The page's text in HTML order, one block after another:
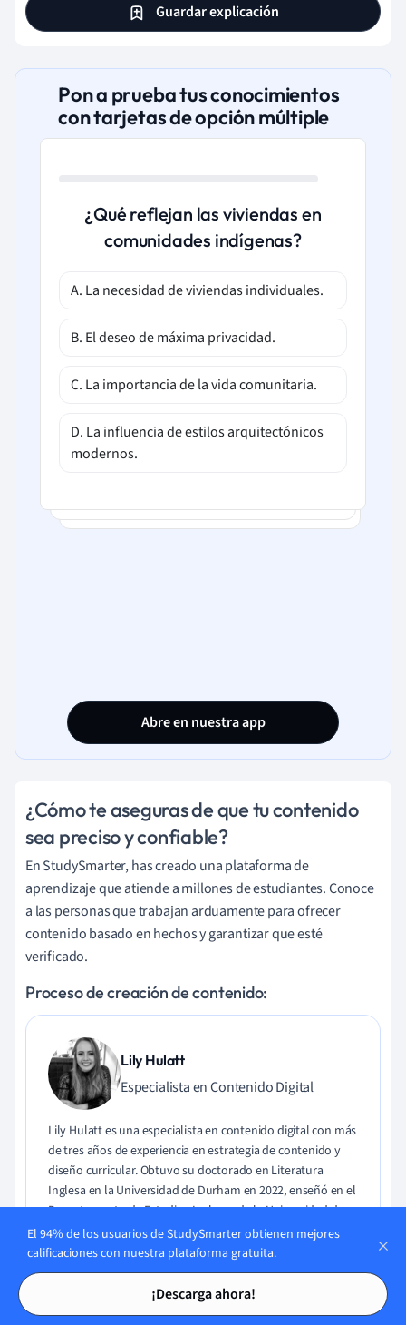
Tarjetas de estudio
Tarjetas de estudio
Guardar explicación
Pon a prueba tus conocimientos
con tarjetas de opción múltiple
¿Qué reflejan las viviendas en
comunidades indígenas?
A. La necesidad de viviendas individuales.
B. El deseo de máxima privacidad.
C. La importancia de la vida comunitaria.
D. La influencia de estilos arquitectónicos
modernos.
Abre en nuestra app
¿Cómo te aseguras de que tu contenido
sea preciso y confiable?
En StudySmarter, has creado una plataforma de
aprendizaje que atiende a millones de estudiantes. Conoce
a las personas que trabajan arduamente para ofrecer
contenido basado en hechos y garantizar que esté
verificado.
Proceso de creación de contenido:
Lily Hulatt
Especialista en Contenido Digital
Lily Hulatt es una especialista en contenido digital con más
de tres años de experiencia en estrategia de contenido y
diseño curricular. Obtuvo su doctorado en Literatura
Inglesa en la Universidad de Durham en 2022, enseñó en el
Departamento de Estudios Ingleses de la Universidad de
Durham y ha contribuido a varias publicaciones. Lily se
especializa en Literatura Inglesa, Lengua Inglesa, Historia y
Filosofía.
Conoce a Lily
El 94% de los usuarios de StudySmarter obtienen mejores
calificaciones con nuestra plataforma gratuita.
¡Descarga ahora!